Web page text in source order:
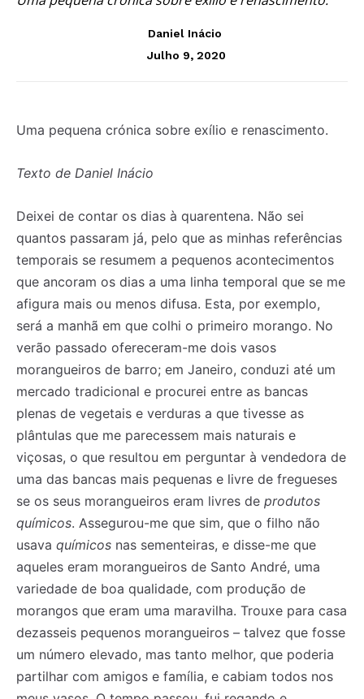
Daniel Inácio
Julho 9, 2020
Uma pequena crónica sobre exílio e renascimento.
Texto de Daniel Inácio
Deixei de contar os dias à quarentena. Não sei
quantos passaram já, pelo que as minhas referências
temporais se resumem a pequenos acontecimentos
que ancoram os dias a uma linha temporal que se me
afigura mais ou menos difusa. Esta, por exemplo,
será a manhã em que colhi o primeiro morango. No
verão passado ofereceram-me dois vasos
morangueiros de barro; em Janeiro, conduzi até um
mercado tradicional e procurei entre as bancas
plenas de vegetais e verduras a que tivesse as
plântulas que me parecessem mais naturais e
viçosas, o que resultou em perguntar à vendedora de
uma das bancas mais pequenas e livre de fregueses
se os seus morangueiros eram livres de produtos
químicos. Assegurou-me que sim, que o filho não
usava químicos nas sementeiras, e disse-me que
aqueles eram morangueiros de Santo André, uma
variedade de boa qualidade, com produção de
morangos que eram uma maravilha. Trouxe para casa
dezasseis pequenos morangueiros – talvez que fosse
um número elevado, mas tanto melhor, que poderia
partilhar com amigos e família, e cabiam todos nos